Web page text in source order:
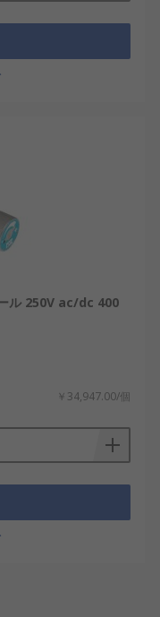
ル 250V ac/dc 400
￥34,947.00/個